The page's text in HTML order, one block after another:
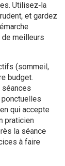
Utilisez‑la
et gardez
meilleurs
(sommeil,
budget.
séances
qui accepte
praticien
la séance
à faire